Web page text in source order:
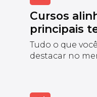
Cursos
principais
Tudo o que
destacar no